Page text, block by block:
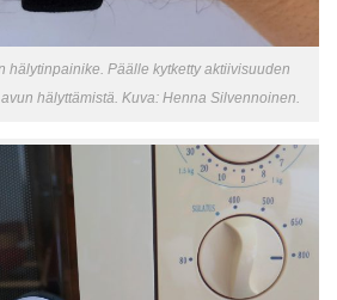
hälytinpainike. Päälle kytketty aktiivisuuden
hälyttämistä. Kuva: Henna Silvennoinen.